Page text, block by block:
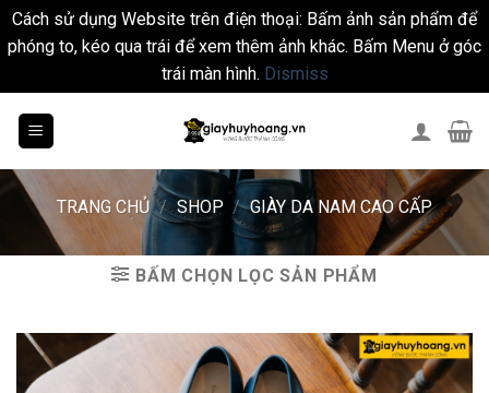
Cách sử dụng Website trên điện thoại: Bấm ảnh sản phẩm để
phóng to, kéo qua trái để xem thêm ảnh khác. Bấm Menu ở góc
trái màn hình. Dismiss
TRANG CHỦ / SHOP / GIÀY DA NAM CAO CẤP
BẤM CHỌN LỌC SẢN PHẨM